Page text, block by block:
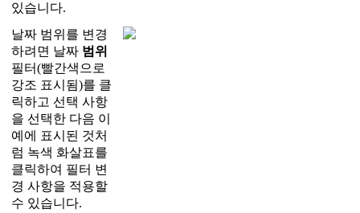
있습니 다.
날짜 범위 를 변 경
하려 면 날짜 범 위
필터(빨간색 으 로
강조 표시 됨)를 클
릭하고 선 택 사항
을 선 택한 다음 이
예 에 표시 된 것처
럼 녹색 화살표를
클릭하여 필터 변
경 사항을 적용할
수 있습니 다.